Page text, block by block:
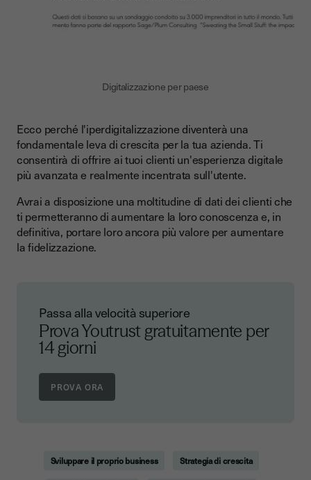
Digitalizzazione per paese
Ecco perché l'iperdigitalizzazione diventerà una
fondamentale leva di crescita per la tua azienda. Ti
consentirà di offrire ai tuoi clienti un'esperienza digitale
più avanzata e realmente incentrata sull'utente.
Avrai a disposizione una moltitudine di dati dei clienti che
ti permetteranno di aumentare la loro conoscenza e, in
definitiva, portare loro ancora più valore per aumentare
la fidelizzazione.
Passa alla velocità superiore
Prova Youtrust gratuitamente per
14 giorni
Sviluppare il proprio business Strategia di crescita